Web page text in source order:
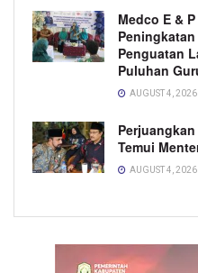
Medco E &
Penguatan
Puluhan
AUGUST 4, 2026
Temui
AUGUST 4, 2026